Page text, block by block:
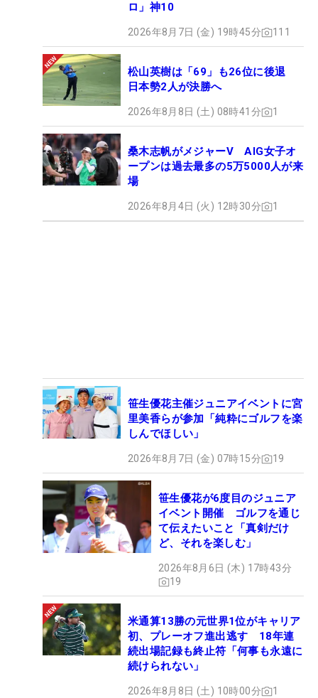
ロ」神10
2026年8月7日 (金) 19時45分 111
松山英樹は「69」も26位に後退
日本勢2人が決勝へ
2026年8月8日 (土) 08時41分 1
桑木志帆がメジャーV AIG女子オ
ープンは過去最多の5万5000人が来
場
2026年8月4日 (火) 12時30分 1
笹生優花主催ジュニアイベントに宮
里美香らが参加「純粋にゴルフを楽
しんでほしい」
2026年8月7日 (金) 07時15分 19
笹生優花が6度目のジュニア
イベント開催 ゴルフを通じ
て伝えたいこと「真剣だけ
ど、それを楽しむ」
2026年8月6日 (木) 17時43分
19
米通算13勝の元世界1位がキャリア
初、プレーオフ進出逃す 18年連
続出場記録も終止符「何事も永遠に
続けられない」
2026年8月8日 (土) 10時00分 1